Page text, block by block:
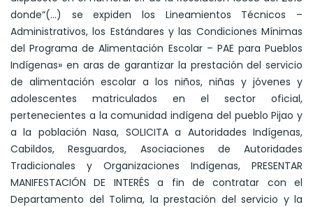
donde“(…) se expiden los Lineamientos Técnicos –
Administrativos, los Estándares y las Condiciones Mínimas
del Programa de Alimentación Escolar – PAE para Pueblos
Indígenas» en aras de garantizar la prestación del servicio
de alimentación escolar a los niños, niñas y jóvenes y
adolescentes matriculados en el sector oficial,
pertenecientes a la comunidad indígena del pueblo Pijao y
a la población Nasa, SOLICITA a Autoridades Indígenas,
Cabildos, Resguardos, Asociaciones de Autoridades
Tradicionales y Organizaciones Indígenas, PRESENTAR
MANIFESTACIÓN DE INTERÉS a fin de contratar con el
Departamento del Tolima, la prestación del servicio y la